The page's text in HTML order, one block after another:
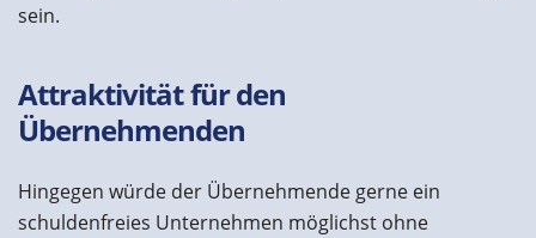
sein.
Attraktivität für den
Übernehmenden
Hingegen würde der Übernehmende gerne ein
schuldenfreies Unternehmen möglichst ohne